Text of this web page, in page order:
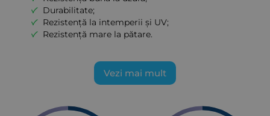
Durabilitate;
Rezistență la intemperii și UV;
Rezistență mare la pătare.
Vezi mai mult